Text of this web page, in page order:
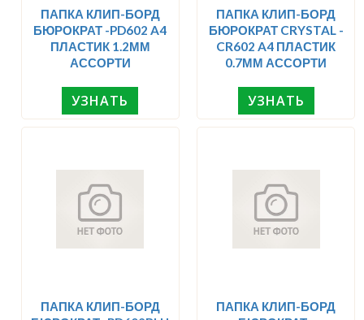
ПАПКА КЛИП-БОРД
БЮРОКРАТ -PD602 A4
ПЛАСТИК 1.2ММ
АССОРТИ
УЗНАТЬ
ПАПКА КЛИП-БОРД
БЮРОКРАТ CRYSTAL -
CR602 A4 ПЛАСТИК
0.7ММ АССОРТИ
УЗНАТЬ
ПАПКА КЛИП-БОРД
ПАПКА КЛИП-БОРД